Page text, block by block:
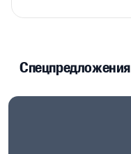
Спецпредложения